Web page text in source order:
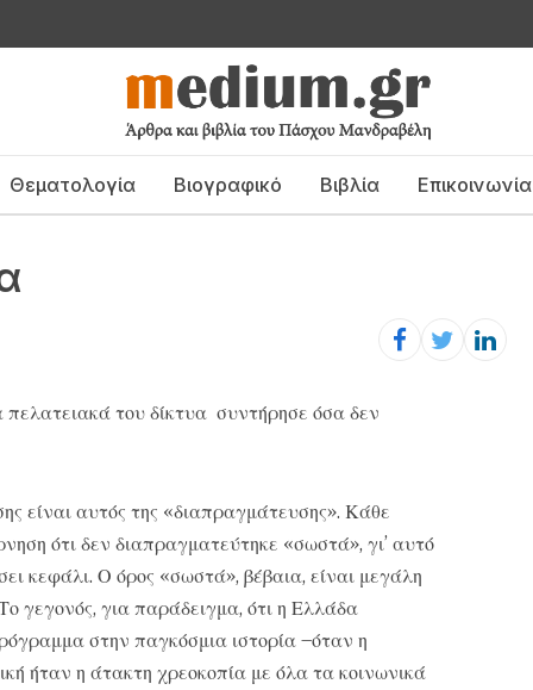
Θεματολογία Βιογραφικό Βιβλία Επικοινωνία
του δίκτυα συντήρησε όσα δεν
είναι αυτός της «διαπραγμάτευσης». Κάθε
ότι δεν διαπραγματεύτηκε «σωστά», γι’ αυτό
κεφάλι. Ο όρος «σωστά», βέβαια, είναι μεγάλη
γεγονός, για παράδειγμα, ότι η Ελλάδα
στην παγκόσμια ιστορία –όταν η
ήταν η άτακτη χρεοκοπία με όλα τα κοινωνικά